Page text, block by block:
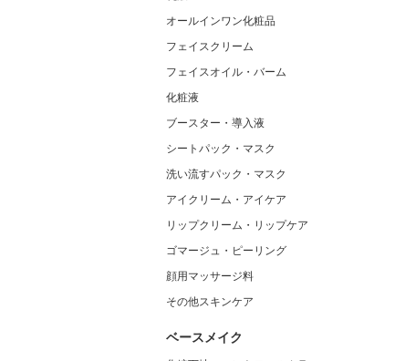
オールインワン化粧品
フェイスクリーム
フェイスオイル・バーム
化粧液
ブースター・導入液
シートパック・マスク
洗い流すパック・マスク
アイクリーム・アイケア
リップクリーム・リップケア
ゴマージュ・ピーリング
顔用マッサージ料
その他スキンケア
ベースメイク